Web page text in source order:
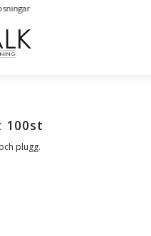
100st
plugg.